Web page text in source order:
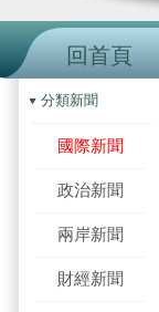
回首頁
分類新聞
國際新聞
政治新聞
兩岸新聞
財經新聞